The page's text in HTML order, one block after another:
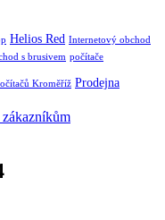
Helios Red Internetový obchod
s brusivem počítače
Kroměříž Prodejna